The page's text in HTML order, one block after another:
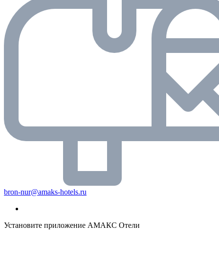
bron-nur@amaks-hotels.ru
Установите приложение АМАКС Отели